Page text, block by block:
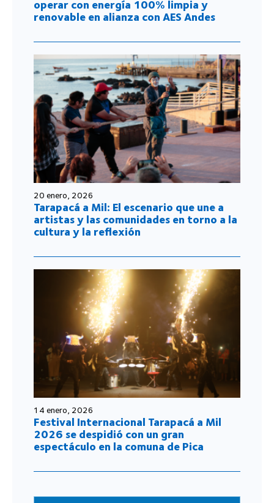
operar con energía 100% limpia y
renovable en alianza con AES Andes
20 enero, 2026
Tarapacá a Mil: El escenario que une a
artistas y las comunidades en torno a la
cultura y la reflexión
14 enero, 2026
Festival Internacional Tarapacá a Mil
2026 se despidió con un gran
espectáculo en la comuna de Pica